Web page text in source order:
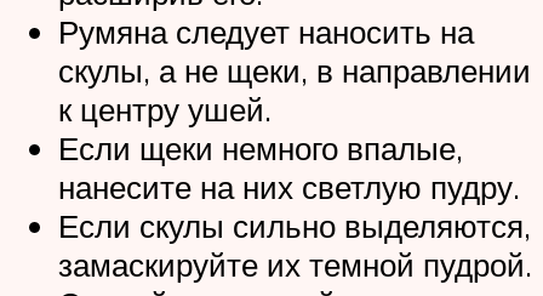
Румяна следует наносить на
скулы, а не щеки, в направлении
к центру ушей.
Если щеки немного впалые,
нанесите на них светлую пудру.
Если скулы сильно выделяются,
замаскируйте их темной пудрой.